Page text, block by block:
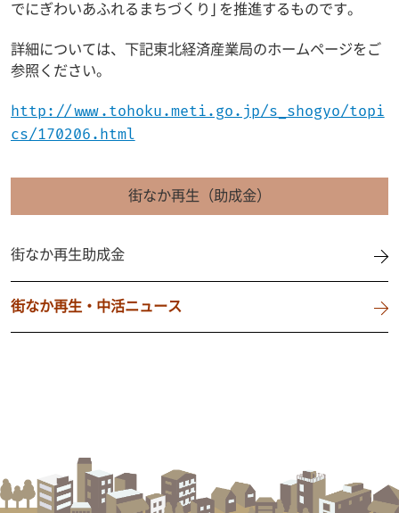
でにぎわいあふれるまちづくり」を推進するものです。
詳細については、下記東北経済産業局のホームページをご
参照ください。
http://www.tohoku.meti.go.jp/s_shogyo/topi
cs/170206.html
街なか再生（助成金）
街なか再生助成金
街なか再生・中活ニュース